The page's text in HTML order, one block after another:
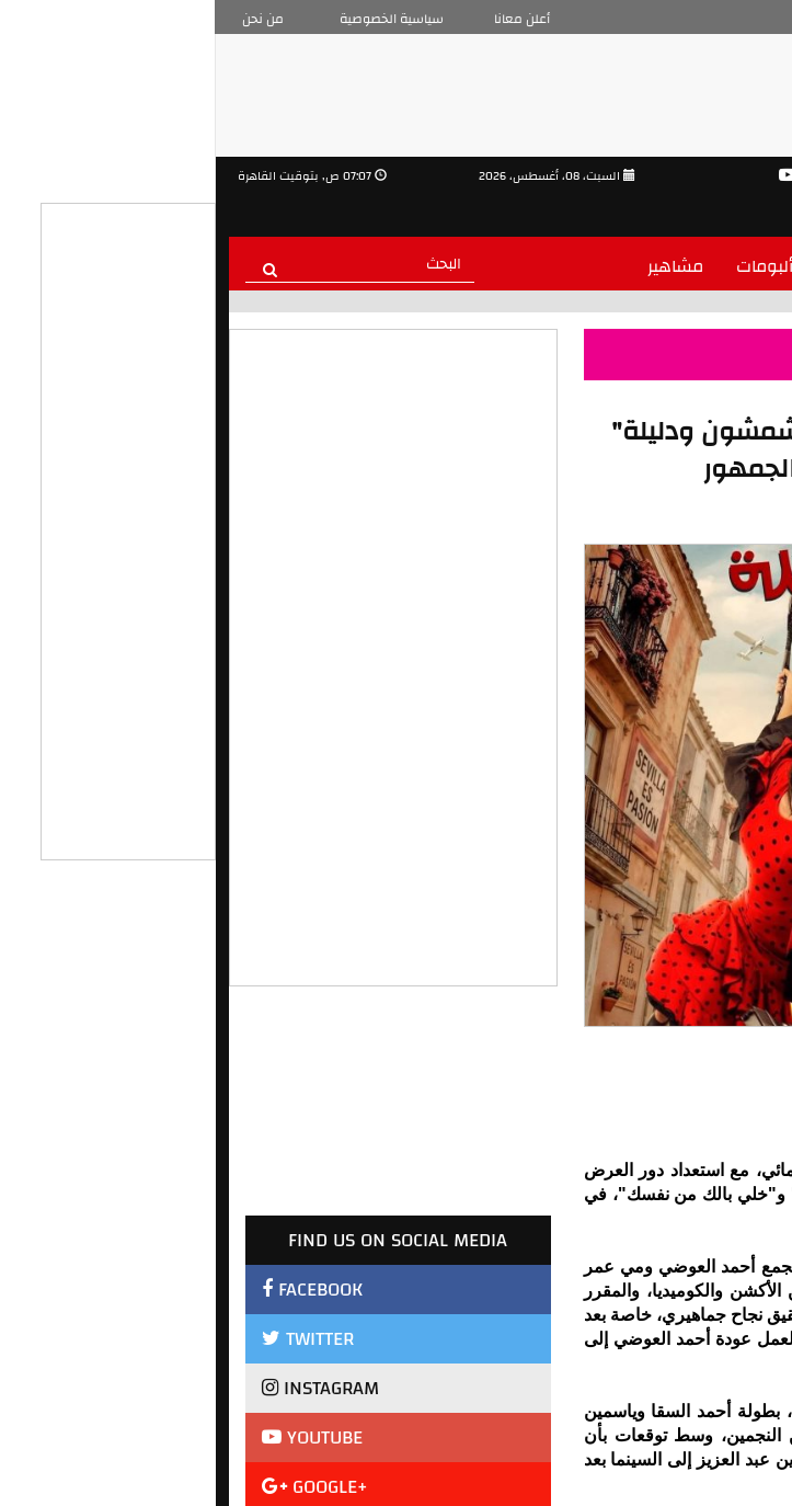
من نحن سياسية الخصوصية أعلن معانا
ألبومات مشاهير
ودليلة"
مع استعداد دور العرض
و"خلي بالك من نفسك"، في
أحمد العوضي ومي عمر
والكوميديا، والمقرر
على تحقيق نجاح جماهيري، خاصة بعد
العمل عودة أحمد العوضي إلى
أحمد السقا وياسمين
بين النجمين، وسط توقعات بأن
عبد العزيز إلى السينما بعد
FIND US ON SOCIAL MEDIA
FACEBOOK
TWITTER
INSTAGRAM
YOUTUBE
GOOGLE+